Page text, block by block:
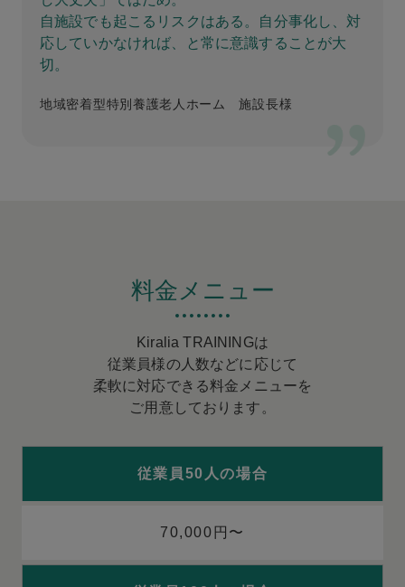
自施設でも起こるリスクはある。自分事化し、対
応していかなければ、と常に意識することが大
切。
地域密着型特別養護老人ホーム 施設長様
料金メニュー
Kiralia TRAININGは
従業員様の人数などに応じて
柔軟に対応できる料金メニューを
ご用意しております。
従業員50人の場合
70,000円〜